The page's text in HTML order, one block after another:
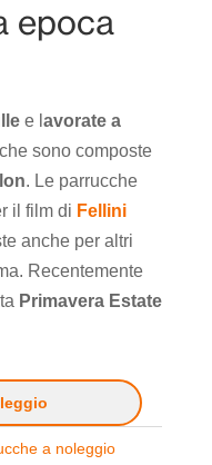
epoca
e l avorate a
sono composte
. Le parrucche
il film di Fellini
anche per altri
Recentemente
Primavera Estate
a noleggio